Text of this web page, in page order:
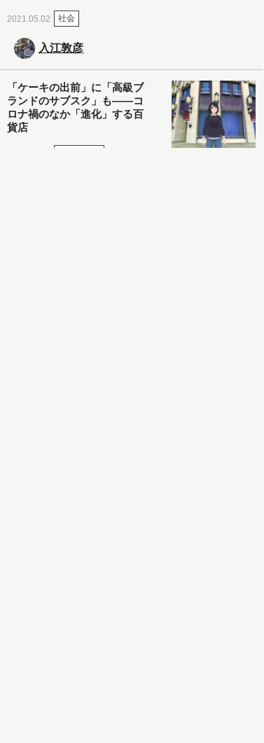
2021.05.02 社会
入江敦彦
「ケーキの出前」に「高級ブ
ランドのサブスク」も――コ
ロナ禍のなか「進化」する百
貨店